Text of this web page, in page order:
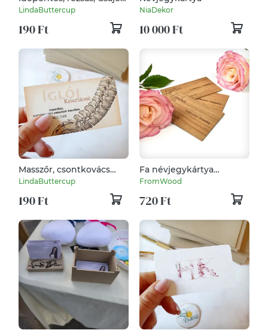
DUPLA OLDALAS
Névjegykártya,
kozmetikus, fodrász,
körmös,
LindaButtercup
190 Ft
NiaDekor
10 000 Ft
Masszőr, csontkovács
Névjegykártya, DUPLA
fodrász, körmös,
LindaButtercup
190 Ft
Fa névjegykártya
(cseresznye)
FromWood
720 Ft